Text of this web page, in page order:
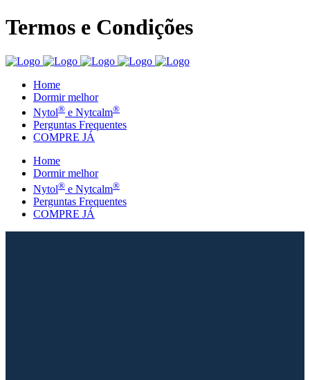
Termos e Condições
Home
Dormir melhor
Nytol® e Nytcalm®
Perguntas Frequentes
COMPRE JÁ
Home
Dormir melhor
Nytol® e Nytcalm®
Perguntas Frequentes
COMPRE JÁ